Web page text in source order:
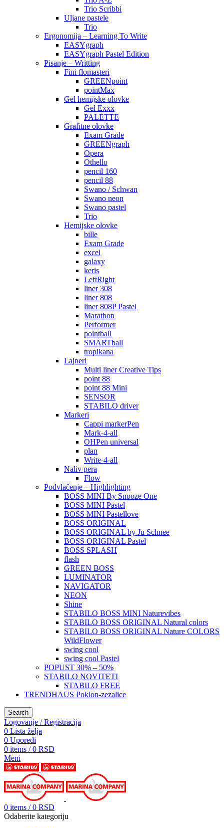
Trio Scribbi
Uljane pastele
Trio
Ergonomija – Learning To Write
EASYgraph
EASYgraph Pastel Edition
Pisanje – Writting
Fini flomasteri
GREENpoint
pointMax
Gel hemijske olovke
Gel Exxx
PALETTE
Grafitne olovke
Exam Grade
GREENgraph
Opera
Othello
pencil 160
pencil 88
Swano / Schwan
Swano neon
Swano pastel
Trio
Hemijske olovke
bille
Exam Grade
excel
galaxy
keris
LeftRight
liner 308
liner 808
liner 808P Pastel
Marathon
Performer
pointball
SMARTball
tropikana
Lajneri
Multi liner Creative Tips
point 88
point 88 Mini
SENSOR
STABILO driver
Markeri
Cappi markerPen
Mark-4-all
OHPen universal
plan
Write-4-all
Naliv pera
Flow
Podvlačenje – Highlighting
BOSS MINI By Snooze One
BOSS MINI Pastel
BOSS MINI Pastellove
BOSS ORIGINAL
BOSS ORIGINAL by Ju Schnee
BOSS ORIGINAL Pastel
BOSS SPLASH
flash
GREEN BOSS
LUMINATOR
NAVIGATOR
NEON
Shine
STABILO BOSS MINI Naturevibes
STABILO BOSS ORIGINAL Natural colors
STABILO BOSS ORIGINAL Nature COLORS
WildFlower
swing cool
swing cool Pastel
POPUST 30% – 50%
STABILO NOVITETI
STABILO FREE
TRENDHAUS Poklon-zezalice
Search
Logovanje / Registracija
0 Lista želja
0 Uporedi
0 items / 0 RSD
Meni
0 items / 0 RSD
Odaberite kategoriju